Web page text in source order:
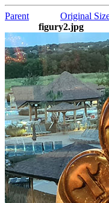
Parent
Original
figury2.jpg